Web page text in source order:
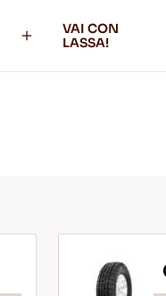
VAI CON
LASSA!